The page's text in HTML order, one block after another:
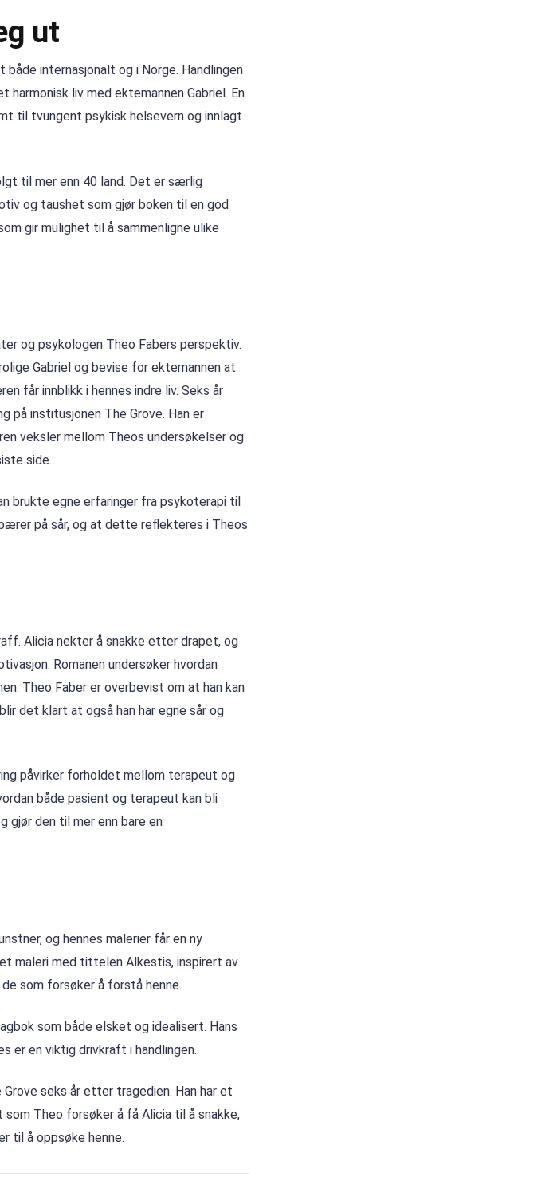
ut
internasjonalt og i Norge. Handlingen
liv med ektemannen Gabriel. En
til tvungent psykisk helsevern og innlagt
til mer enn 40 land. Det er særlig
og taushet som gjør boken til en god
gir mulighet til å sammenligne ulike
og psykologen Theo Fabers perspektiv.
Gabriel og bevise for ektemannen at
får innblikk i hennes indre liv. Seks år
på institusjonen The Grove. Han er
veksler mellom Theos undersøkelser og
side.
brukte egne erfaringer fra psykoterapi til
på sår, og at dette reflekteres i Theos
Alicia nekter å snakke etter drapet, og
Romanen undersøker hvordan
Theo Faber er overbevist om at han kan
det klart at også han har egne sår og
påvirker forholdet mellom terapeut og
både pasient og terapeut kan bli
gjør den til mer enn bare en
og hennes malerier får en ny
maleri med tittelen Alkestis, inspirert av
som forsøker å forstå henne.
som både elsket og idealisert. Hans
er en viktig drivkraft i handlingen.
seks år etter tragedien. Han har et
Theo forsøker å få Alicia til å snakke,
til å oppsøke henne.